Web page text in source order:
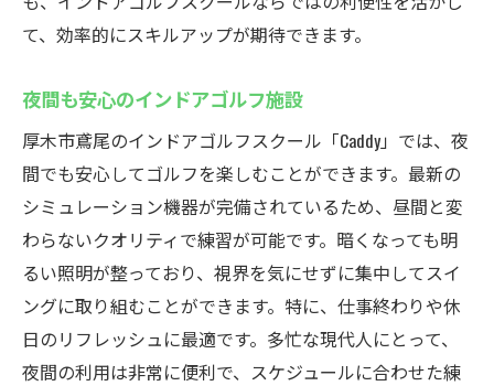
て、効率的にスキルアップが期待できます。
夜間も安心のインドアゴルフ施設
厚木市鳶尾のインドアゴルフスクール「Caddy」では、夜
間でも安心してゴルフを楽しむことができます。最新の
シミュレーション機器が完備されているため、昼間と変
わらないクオリティで練習が可能です。暗くなっても明
るい照明が整っており、視界を気にせずに集中してスイ
ングに取り組むことができます。特に、仕事終わりや休
日のリフレッシュに最適です。多忙な現代人にとって、
夜間の利用は非常に便利で、スケジュールに合わせた練